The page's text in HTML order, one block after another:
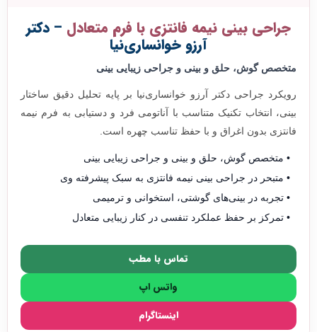
جراحی بینی نیمه فانتزی با فرم متعادل – دکتر
آرزو خوانساری‌نیا
متخصص گوش، حلق و بینی و جراحی زیبایی بینی
رویکرد جراحی دکتر آرزو خوانساری‌نیا بر پایه تحلیل دقیق ساختار
بینی، انتخاب تکنیک متناسب با آناتومی فرد و دستیابی به فرم نیمه
فانتزی بدون اغراق و با حفظ تناسب چهره است.
متخصص گوش، حلق و بینی و جراحی زیبایی بینی
متبحر در جراحی بینی نیمه فانتزی به سبک پیشرفته وی
تجربه در بینی‌های گوشتی، استخوانی و ترمیمی
تمرکز بر حفظ عملکرد تنفسی در کنار زیبایی متعادل
تماس با مطب
واتس اپ
اینستاگرام